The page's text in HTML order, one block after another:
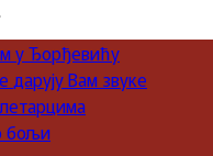
у Ђорђевићу
дарују Вам звуке
бољи